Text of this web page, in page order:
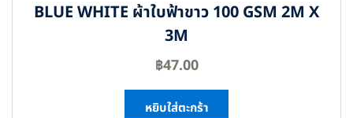
BLUE WHITE ผ้าใบฟ้าขาว 100 GSM 2M X
3M
฿47.00
หยิบใส่ตะกร้า